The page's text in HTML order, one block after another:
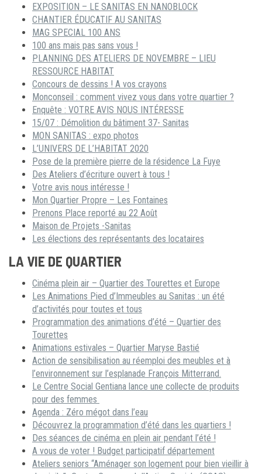
EXPOSITION – LE SANITAS EN NANOBLOCK
CHANTIER ÉDUCATIF AU SANITAS
MAG SPECIAL 100 ANS
100 ans mais pas sans vous !
PLANNING DES ATELIERS DE NOVEMBRE – LIEU
RESSOURCE HABITAT
Concours de dessins ! A vos crayons
Monconseil : comment vivez vous dans votre quartier ?
Enquête : VOTRE AVIS NOUS INTÉRESSE
15/07 : Démolition du bâtiment 37- Sanitas
MON SANITAS : expo photos
L’UNIVERS DE L’HABITAT 2020
Pose de la première pierre de la résidence La Fuye
Des Ateliers d’écriture ouvert à tous !
Votre avis nous intéresse !
Mon Quartier Propre – Les Fontaines
Prenons Place reporté au 22 Août
Maison de Projets -Sanitas
Les élections des représentants des locataires
LA VIE DE QUARTIER
Cinéma plein air – Quartier des Tourettes et Europe
Les Animations Pied d’Immeubles au Sanitas : un été
d’activités pour toutes et tous
Programmation des animations d’été – Quartier des
Tourettes
Animations estivales – Quartier Maryse Bastié
Action de sensibilisation au réemploi des meubles et à
l’environnement sur l’esplanade François Mitterrand.
Le Centre Social Gentiana lance une collecte de produits
pour des femmes
Agenda : Zéro mégot dans l’eau
Découvrez la programmation d’été dans les quartiers !
Des séances de cinéma en plein air pendant l’été !
A vous de voter ! Budget participatif département
Ateliers seniors “Aménager son logement pour bien vieillir à